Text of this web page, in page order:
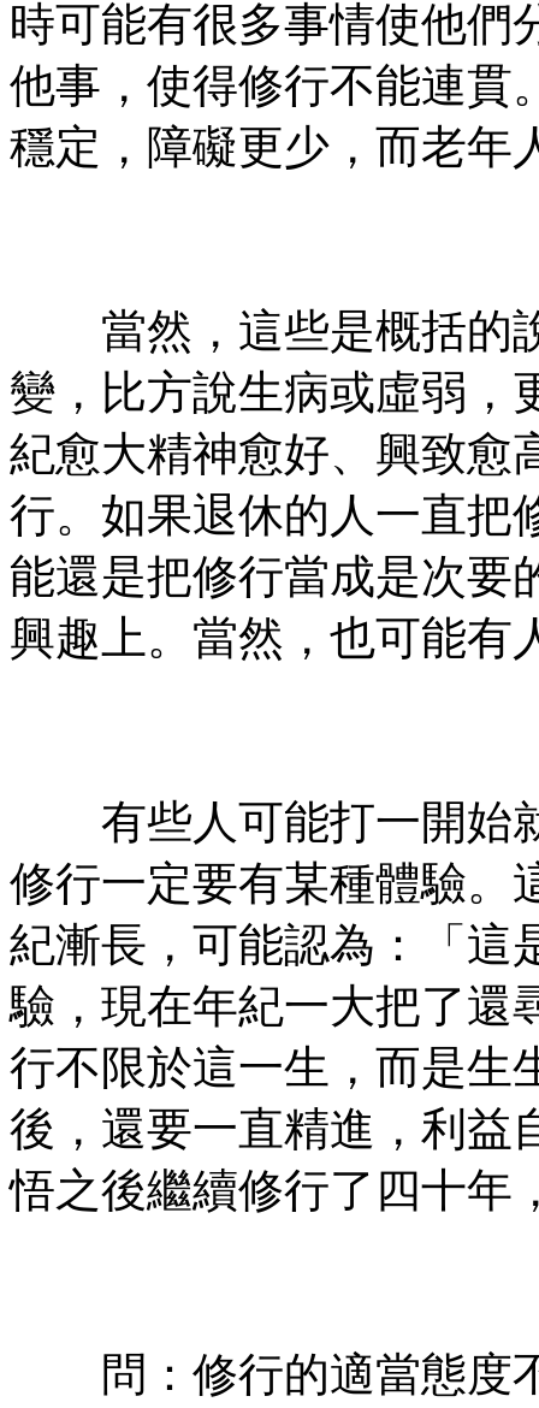
時可能有很多事情使他們
他事，使得修行不能連貫
穩定，障礙更少，而老年
當然，這些是概括的
變，比方說生病或虛弱，
紀愈大精神愈好、興致愈
行。如果退休的人一直把
能還是把修行當成是次要
興趣上。當然，也可能有
有些人可能打一開始
修行一定要有某種體驗。
紀漸長，可能認為：「這
驗，現在年紀一大把了還
行不限於這一生，而是生
後，還要一直精進，利益
悟之後繼續修行了四十年
問：修行的適當態度